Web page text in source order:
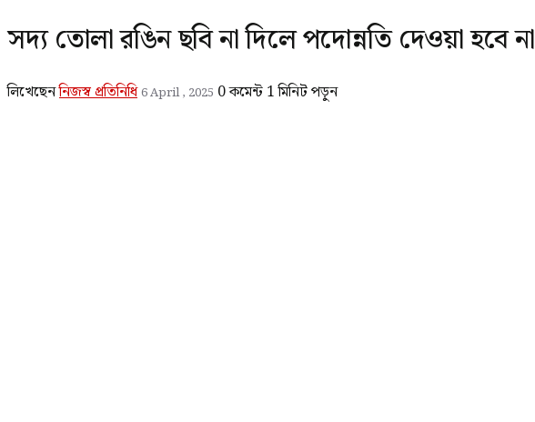
সদ্য তোলা রঙিন ছবি না দিলে পদোন্নতি দেওয়া হবে না
লিখেছেননিজস্ব প্রতিনিধি6 April , 2025 0 কমেন্ট 1 মিনিট পড়ুন